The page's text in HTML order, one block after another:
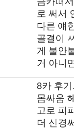
로 써서
다른 얘
골결이
게 불안
거 아니
8카 후
몸싸움
고로 피
더 신경